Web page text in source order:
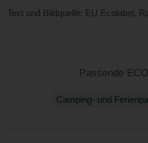
Text und Bildquelle: EU Ecolabel,
Passende
Camping- und